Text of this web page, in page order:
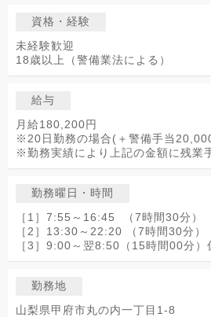
資格・経験
未経験歓迎
18歳以上（警備業法による）
給与
月給180,200円
※20日勤務の場合(＋警備手当
※勤務実績により上記の金額に残業
勤務曜日・時間
［1］7:55～16:45 （7時間30分）
［2］13:30～22:20 （7時間30分）
［3］9:00～翌8:50（15時間00分）
勤務地
山梨県甲府市丸の内一丁目1-8